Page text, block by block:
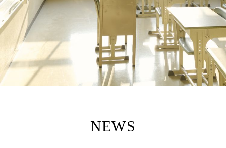
NEWS